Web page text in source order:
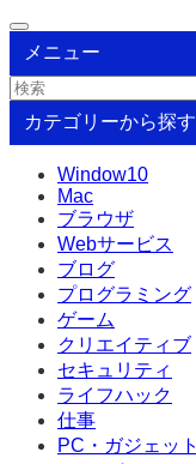
メニュー
カテゴリーから探す
Window10
Mac
ブラウザ
Webサービス
ブログ
プログラミング
ゲーム
クリエイティブ
セキュリティ
ライフハック
仕事
PC・ガジェット